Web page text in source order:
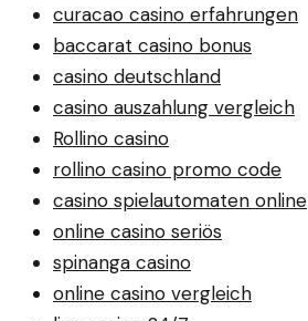
curacao casino erfahrungen
baccarat casino bonus
casino deutschland
casino auszahlung vergleich
Rollino casino
rollino casino promo code
casino spielautomaten online
online casino seriös
spinanga casino
online casino vergleich